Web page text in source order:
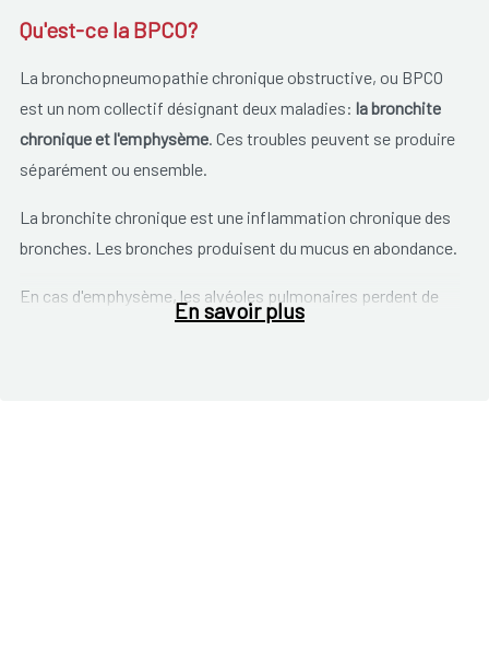
Qu'est-ce la BPCO?
La bronchopneumopathie chronique obstructive, ou BPCO
est un nom collectif désignant deux maladies: la bronchite
chronique et l'emphysème. Ces troubles peuvent se produire
séparément ou ensemble.
La bronchite chronique est une inflammation chronique des
bronches. Les bronches produisent du mucus en abondance.
En cas d'emphysème, les alvéoles pulmonaires perdent de
leur élasticité, se déforment peu à peu ou se rompent. Ceci
En savoir plus